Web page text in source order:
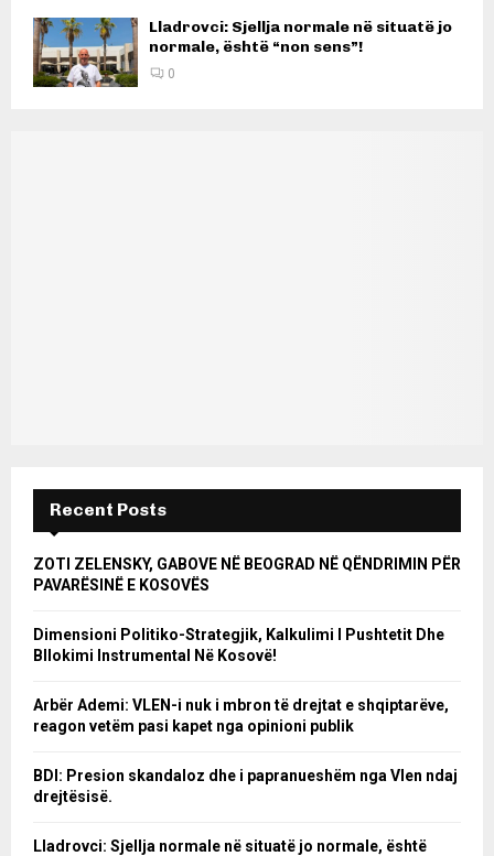
Lladrovci: Sjellja normale në situatë jo
normale, është “non sens”!
0
Recent Posts
ZOTI ZELENSKY, GABOVE NË BEOGRAD NË QËNDRIMIN PËR
PAVARËSINË E KOSOVËS
Dimensioni Politiko-Strategjik, Kalkulimi I Pushtetit Dhe
Bllokimi Instrumental Në Kosovë!
Arbër Ademi: VLEN-i nuk i mbron të drejtat e shqiptarëve,
reagon vetëm pasi kapet nga opinioni publik
BDI: Presion skandaloz dhe i papranueshëm nga Vlen ndaj
drejtësisë.
Lladrovci: Sjellja normale në situatë jo normale, është